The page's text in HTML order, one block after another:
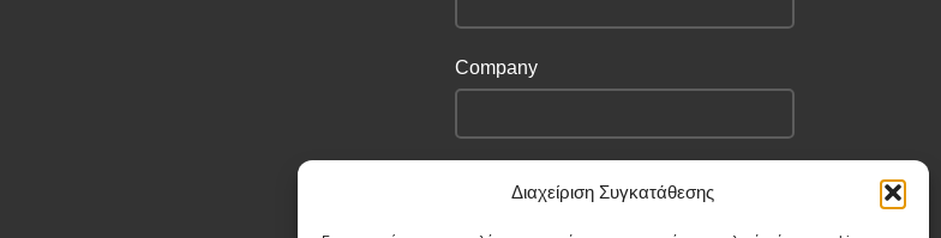
Διαχείριση Συγκατάθεσης
Company
conditions